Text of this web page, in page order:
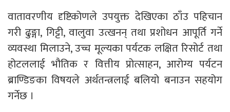
वातावरणीय दृष्टिकोणले उपयुक्त देखिएका ठाँउ पहिचान
गरी ढुङ्गा, गिट्टी, वालुवा उत्खनन् तथा प्रशोधन आपूर्ति गर्ने
व्यवस्था मिलाउने, उच्च मूल्यका पर्यटक लक्षित रिसोर्ट तथा
होटललाई भौतिक र वित्तीय प्रोत्साहन, आरोग्य पर्यटन
ब्राण्डिङका विषयले अर्थतन्त्रलाई बलियो बनाउन सहयोग
गर्नेछ ।